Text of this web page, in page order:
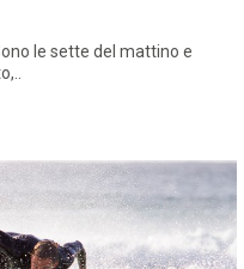
le sette del mattino e